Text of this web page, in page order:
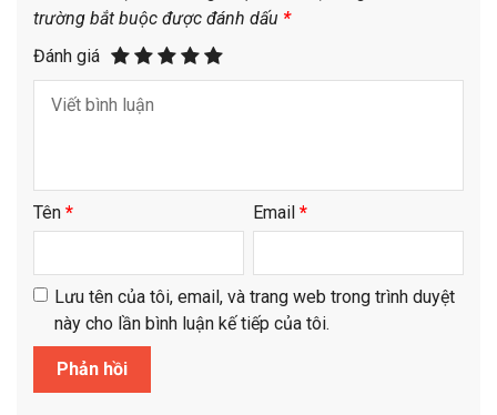
trường bắt buộc được đánh dấu *
Đánh giá
Tên * Email *
Lưu tên của tôi, email, và trang web trong trình duyệt
này cho lần bình luận kế tiếp của tôi.